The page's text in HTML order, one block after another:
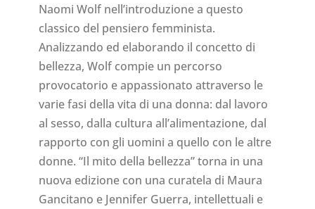
Naomi Wolf nell’introduzione a questo
classico del pensiero femminista.
Analizzando ed elaborando il concetto di
bellezza, Wolf compie un percorso
provocatorio e appassionato attraverso le
varie fasi della vita di una donna: dal lavoro
al sesso, dalla cultura all’alimentazione, dal
rapporto con gli uomini a quello con le altre
donne. “Il mito della bellezza” torna in una
nuova edizione con una curatela di Maura
Gancitano e Jennifer Guerra, intellettuali e